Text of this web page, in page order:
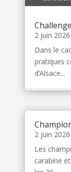
2 juin 2026
Dans le
pratiques
d’Alsace...
2 juin 2026
Les
carabine